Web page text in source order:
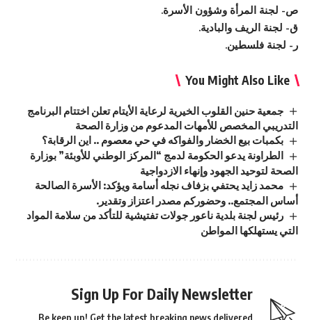
ص- لجنة المرأة وشؤون الأسرة.
ق‌- لجنة الريف والبادية.
ر- لجنة فلسطين.
You Might Also Like
جمعية حنين القلوب الخيرية لرعاية الأيتام تعلن اختتام البرنامج
التدريبي المخصص للأمهات المدعوم من وزارة الصحة
بكمبات بيع الخضار والفواكه في حي معصوم .. اين الرقابة؟
الطراونة يدعو الحكومة لدمج “المركز الوطني للأوبئة” بوزارة
الصحة لتوحيد الجهود وإنهاء الازدواجية
محمد زايد يحتفي بزفاف نجله أسامة ويؤكد: الأسرة الصالحة
أساس المجتمع.. وحضوركم مصدر اعتزاز وتقدير.
رئيس لجنة بلدية ناعور جولات تفتيشية للتأكد من سلامة المواد
التي يستهلكها المواطن
Sign Up For Daily Newsletter
Be keep up! Get the latest breaking news delivered